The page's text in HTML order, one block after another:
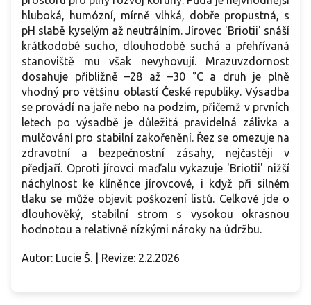
hluboká, humózní, mírně vlhká, dobře propustná, s
pH slabě kyselým až neutrálním. Jírovec 'Briotii' snáší
krátkodobé sucho, dlouhodobě suchá a přehřívaná
stanoviště mu však nevyhovují. Mrazuvzdornost
dosahuje přibližně –28 až –30 °C a druh je plně
vhodný pro většinu oblastí České republiky. Výsadba
se provádí na jaře nebo na podzim, přičemž v prvních
letech po výsadbě je důležitá pravidelná zálivka a
mulčování pro stabilní zakořenění. Řez se omezuje na
zdravotní a bezpečnostní zásahy, nejčastěji v
předjaří. Oproti jírovci maďalu vykazuje 'Briotii' nižší
náchylnost ke klíněnce jírovcové, i když při silném
tlaku se může objevit poškození listů. Celkově jde o
dlouhověký, stabilní strom s vysokou okrasnou
hodnotou a relativně nízkými nároky na údržbu.
Autor: Lucie Š. | Revize: 2.2.2026